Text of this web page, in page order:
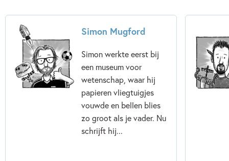
Simon Mugford
Simon werkte eerst bij
een museum voor
wetenschap, waar hij
papieren vliegtuigjes
vouwde en bellen blies
zo groot als je vader. Nu
schrijft hij...